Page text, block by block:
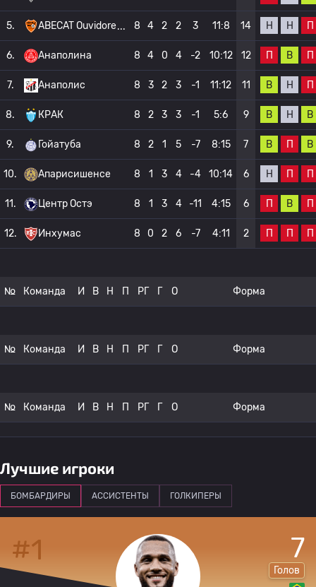
5. ABECAT Ouvidore 8 4 2 2 3 11:8 14 Н Н П
6. Анаполина 8 4 0 4 -2 10:12 12 П В П
7. Анаполис 8 3 2 3 -1 11:12 11 В Н П
8. КРАК 8 2 3 3 -1 5:6 9 В Н В
9. Гойатуба 8 2 1 5 -7 8:15 7 В П В
10. Апарисишенсе 8 1 3 4 -4 10:14 6 Н П П
11. Центр Остэ 8 1 3 4 -11 4:15 6 П В П
12. Инхумас 8 0 2 6 -7 4:11 2 П П П
№ Команда И В Н П РГ Г О Форма
№ Команда И В Н П РГ Г О Форма
№ Команда И В Н П РГ Г О Форма
Лучшие игроки
БОМБАРДИРЫ АССИСТЕНТЫ ГОЛКИПЕРЫ
#1 7
Голов